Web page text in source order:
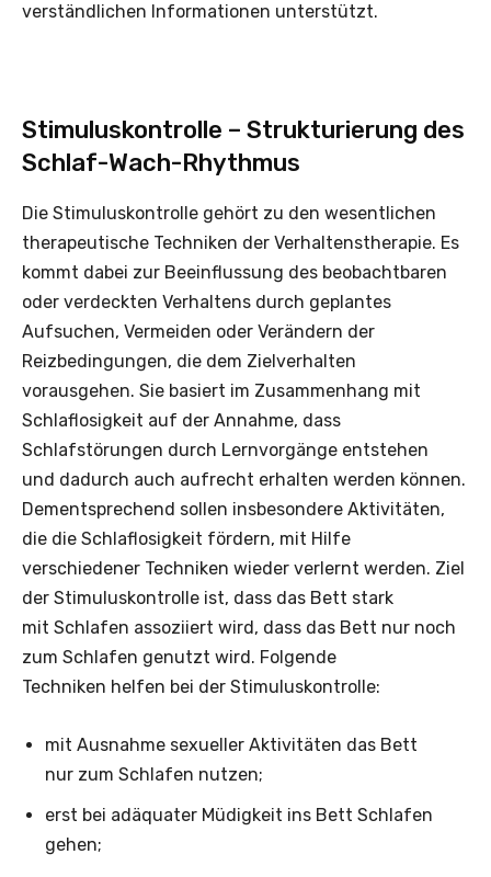
verständlichen Informationen unterstützt.
Stimuluskontrolle – Strukturierung des
Schlaf-Wach-Rhythmus
Die Stimuluskontrolle gehört zu den wesentlichen
therapeutische Techniken der Verhaltenstherapie. Es
kommt dabei zur Beeinflussung des beobachtbaren
oder verdeckten Verhaltens durch geplantes
Aufsuchen, Vermeiden oder Verändern der
Reizbedingungen, die dem Zielverhalten
vorausgehen. Sie basiert im Zusammenhang mit
Schlaflosigkeit auf der Annahme, dass
Schlafstörungen durch Lernvorgänge entstehen
und dadurch auch aufrecht erhalten werden können.
Dementsprechend sollen insbesondere Aktivitäten,
die die Schlaflosigkeit fördern, mit Hilfe
verschiedener Techniken wieder verlernt werden. Ziel
der Stimuluskontrolle ist, dass das Bett stark
mit Schlafen assoziiert wird, dass das Bett nur noch
zum Schlafen genutzt wird. Folgende
Techniken helfen bei der Stimuluskontrolle:
mit Ausnahme sexueller Aktivitäten das Bett
nur zum Schlafen nutzen;
erst bei adäquater Müdigkeit ins Bett Schlafen
gehen;